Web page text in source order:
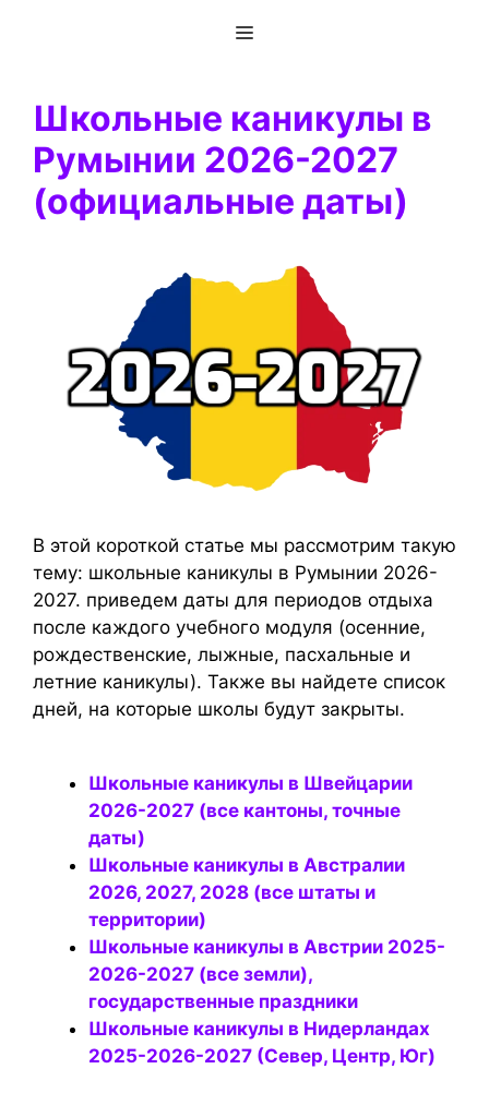
Меню
Школьные каникулы в
Румынии 2026-2027
(официальные даты)
В этой короткой статье мы рассмотрим такую
тему: школьные каникулы в Румынии 2026-
2027. приведем даты для периодов отдыха
после каждого учебного модуля (осенние,
рождественские, лыжные, пасхальные и
летние каникулы). Также вы найдете список
дней, на которые школы будут закрыты.
Школьные каникулы в Швейцарии
2026-2027 (все кантоны, точные
даты)
Школьные каникулы в Австралии
2026, 2027, 2028 (все штаты и
территории)
Школьные каникулы в Австрии 2025-
2026-2027 (все земли),
государственные праздники
Школьные каникулы в Нидерландах
2025-2026-2027 (Север, Центр, Юг)